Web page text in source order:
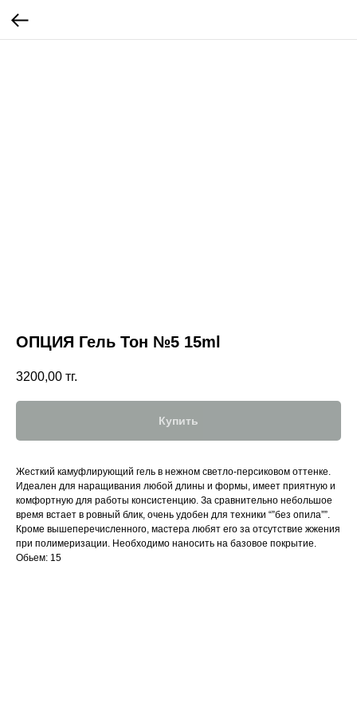
ОПЦИЯ Гель Тон №5 15ml
3200,00 тг.
Купить
Жесткий камуфлирующий гель в нежном светло-персиковом оттенке.
Идеален для наращивания любой длины и формы, имеет приятную и
комфортную для работы консистенцию. За сравнительно небольшое
время встает в ровный блик, очень удобен для техники “”без опила””.
Кроме вышеперечисленного, мастера любят его за отсутствие жжения
при полимеризации. Необходимо наносить на базовое покрытие.
Обьем: 15